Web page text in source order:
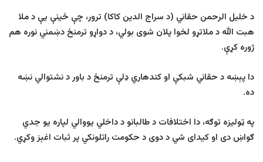
د خلیل الرحمن حقاني (د سراج الدین کاکا) ترور، چې ځینې یې د ملا
هبت الله د ملاتړو لخوا پلان شوی بولي، د دواړو ترمنځ دښمني نوره هم
ژوره کړې.
دا پېښه د حقاني شبکې او کندهاري ډلې ترمنځ د باور د نشتوالي نښه
ده.
په ټولیزه توګه، دا اختلافات د طالبانو د داخلي یووالي لپاره یو جدي
ګواښ دی او کیدای شي د دوی د حکومت راتلونکي پر ثبات اغېز وکړي.